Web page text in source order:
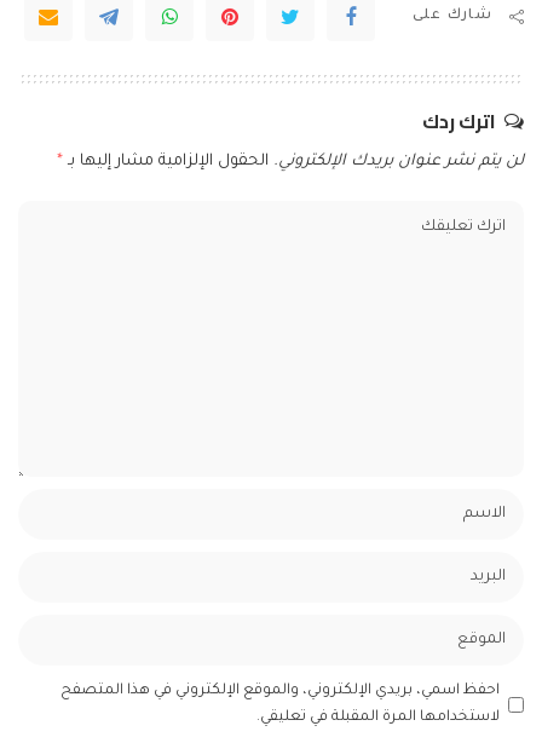
شارك على
اترك ردك
لن يتم نشر عنوان بريدك الإلكتروني. الحقول الإلزامية مشار إليها بـ *
احفظ اسمي، بريدي الإلكتروني، والموقع الإلكتروني في هذا المتصفح
لاستخدامها المرة المقبلة في تعليقي.